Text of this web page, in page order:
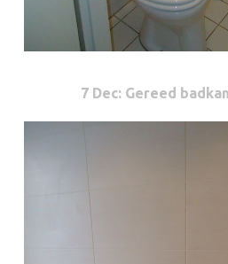
7 Dec: Gereed